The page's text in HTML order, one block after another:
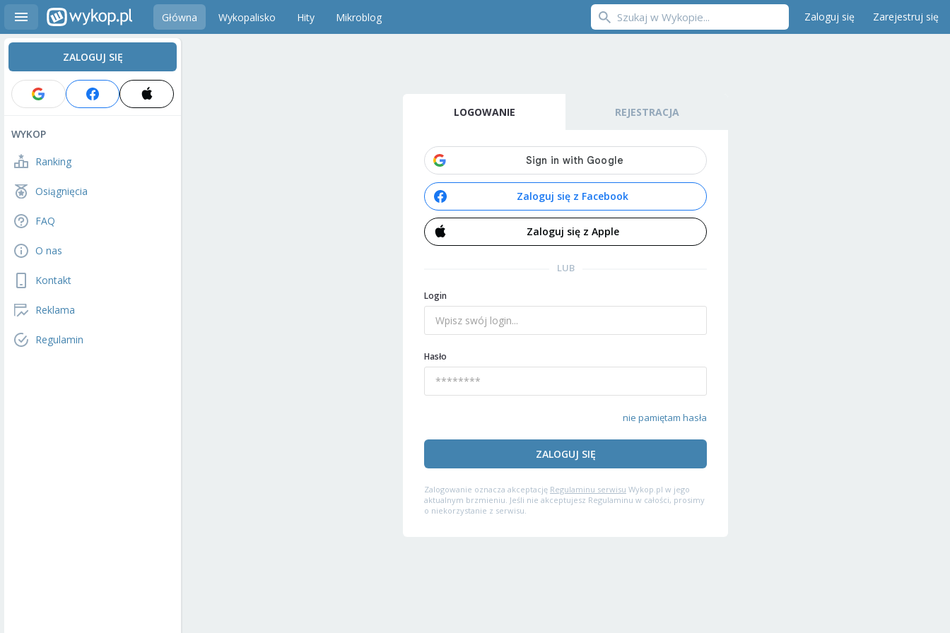
Główna Wykopalisko Hity Mikroblog Zaloguj się Zarejestruj się
ZALOGUJ SIĘ
WYKOP
Ranking
Osiągnięcia
FAQ
O nas
Kontakt
Reklama
Regulamin
LOGOWANIE REJESTRACJA
Zaloguj się z Facebook
Zaloguj się z Apple
LUB
Login
Hasło
nie pamiętam hasła
ZALOGUJ SIĘ
Zalogowanie oznacza akceptację Regulaminu serwisu Wykop.pl w jego
aktualnym brzmieniu. Jeśli nie akceptujesz Regulaminu w całości, prosimy
o niekorzystanie z serwisu.